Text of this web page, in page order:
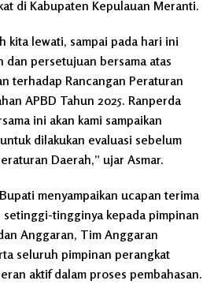
di Kabupaten Kepulauan Meranti.
kita lewati, sampai pada hari ini
dan persetujuan bersama atas
terhadap Rancangan Peraturan
APBD Tahun 2025. Ranperda
ini akan kami sampaikan
dilakukan evaluasi sebelum
Daerah,” ujar Asmar.
menyampaikan ucapan terima
setinggi-tingginya kepada pimpinan
Anggaran, Tim Anggaran
seluruh pimpinan perangkat
aktif dalam proses pembahasan.